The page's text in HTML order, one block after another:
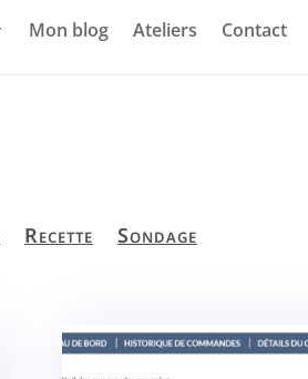
Mon blog Ateliers Contact
Recette Sondage